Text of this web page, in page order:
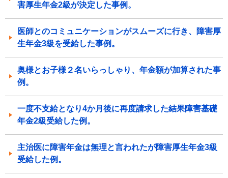
害厚生年金2級が決定した事例。
医師とのコミュニケーションがスムーズに行き、障害厚
生年金3級を受給した事例。
奥様とお子様２名いらっしゃり、年金額が加算された事
例。
一度不支給となり4か月後に再度請求した結果障害基礎
年金2級受給した例。
主治医に障害年金は無理と言われたが障害厚生年金3級
受給した例。